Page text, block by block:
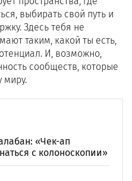
«Чек-ап
с колоноскопии»
выбирать свой путь и
Здесь тебя не
таким, какой ты есть,
И, возможно,
сообществ, которые
миру.